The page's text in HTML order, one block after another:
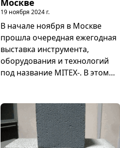
Москве
19 ноября 2024 г.
В начале ноября в Москве
прошла очередная ежегодная
выставка инструмента,
оборудования и технологий
под название MITEX-. В этом
компаний-производителей
строительных, садовых,
измерительных и иных
инструментов. Мероприятие с